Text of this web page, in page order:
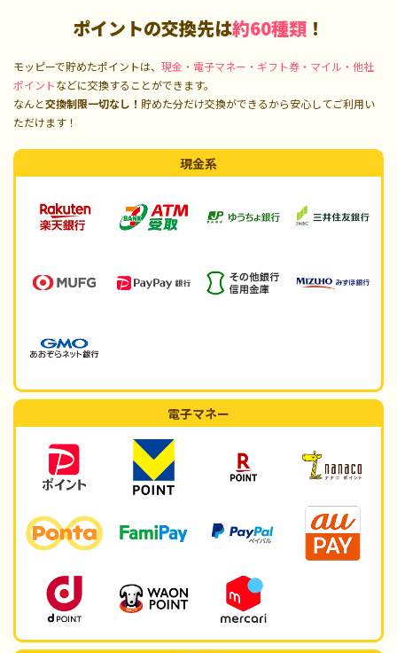
ポイントの交換先は約60種類 ！
モッピーで貯めたポイントは、 現金・電子マネー・ギフト券・マイル・他社
ポイントなどに交換することができます。
なんと交換制限一切なし！ 貯めた分だけ交換ができるから安心してご利用い
ただけます！
現金系
電子マネー